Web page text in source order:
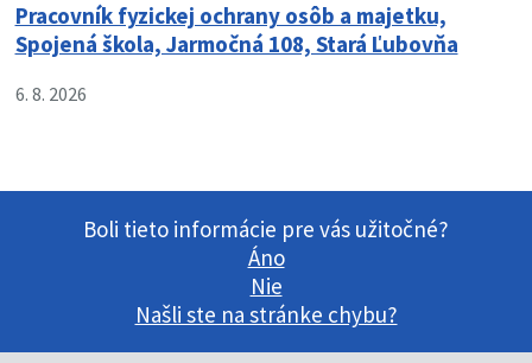
Pracovník fyzickej ochrany osôb a majetku,
Spojená škola, Jarmočná 108, Stará Ľubovňa
6. 8. 2026
Boli tieto informácie pre vás užitočné?
Áno
Nie
Našli ste na stránke chybu?